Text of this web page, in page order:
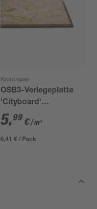
Kronospan
OSB3-Verlegeplatte
'Cityboard'
ungeschliffen 1690 x
634 x 12 mm
5,99 €/ m²
6,41 € / Pack